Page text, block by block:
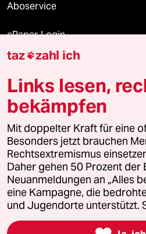
Aboservice
ePaper Login
Downloads für Abonnierende
© 2026 taz Verlags und Vertriebs
Alle Rechte vorbehalten. Bei rechtlichen
wenden Sie sich bitte an
lizenzen@taz.de
Feedback Redaktionsstatut
Leitlinie Informant
Seitenwende Einwilligungen
taz zahl ich
Links lesen,
bekämpfen
Mit doppelter Kraft für eine
Besonders jetzt brauchen
Rechtsextremismus
Daher gehen 50 Prozent der
Neuanmeldungen an „Alles
eine Kampagne, die
und Jugendorte unterstützt.